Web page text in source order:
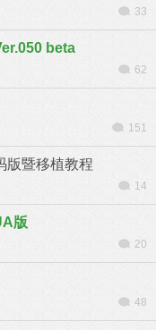
33
beta
62
151
版暨移植教程
14
版
20
48